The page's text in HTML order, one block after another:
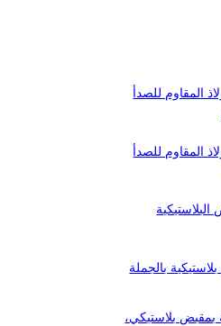
المقاوم للصدأ
المقاوم للصدأ
بالجملة
بمقبض بلاستيكي،